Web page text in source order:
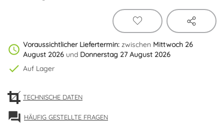
schedule Voraussichtlicher Liefertermin: zwischen Mittwoch 26
August 2026 und Donnerstag 27 August 2026
check Auf Lager
TECHNISCHE DATEN
forum HÄUFIG GESTELLTE FRAGEN